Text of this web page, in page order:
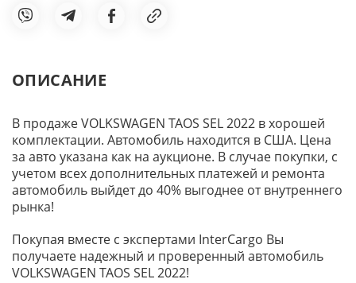
ОПИСАНИЕ
В продаже VOLKSWAGEN TAOS SEL 2022 в хорошей
комплектации. Автомобиль находится в США. Цена
за авто указана как на аукционе. В случае покупки, с
учетом всех дополнительных платежей и ремонта
автомобиль выйдет до 40% выгоднее от внутреннего
рынка!
Покупая вместе с экспертами InterCargo Вы
получаете надежный и проверенный автомобиль
VOLKSWAGEN TAOS SEL 2022!